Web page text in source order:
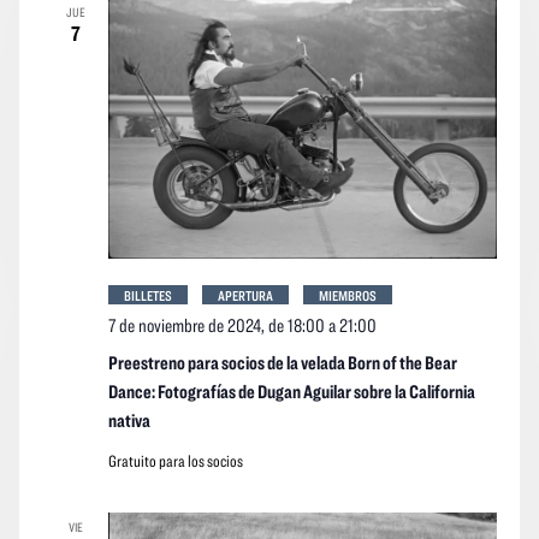
JUE
7
Preestreno para socios de la velada Born of the Bear
Dance: Fotografías de Dugan Aguilar sobre la California
nativa
7 de noviembre de 2024, de 18:00 a21:00
BILLETES APERTURA MIEMBROS
Gratuito para los socios
VIE